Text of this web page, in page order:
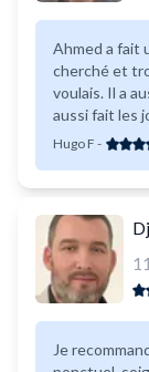
Ahmed a fait
cherché et
voulais. Il a
aussi fait les
pas demandé
Hugo F -
Je